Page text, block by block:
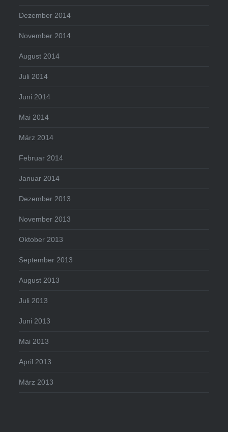
Dezember 2014
November 2014
August 2014
Juli 2014
Juni 2014
Mai 2014
März 2014
Februar 2014
Januar 2014
Dezember 2013
November 2013
Oktober 2013
September 2013
August 2013
Juli 2013
Juni 2013
Mai 2013
April 2013
März 2013